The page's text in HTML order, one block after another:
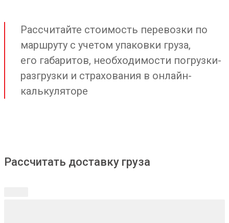
Рассчитайте стоимость перевозки по
маршруту с учетом упаковки груза,
его габаритов, необходимости погрузки-
разгрузки и страхования в онлайн-
калькуляторе
Рассчитать доставку груза